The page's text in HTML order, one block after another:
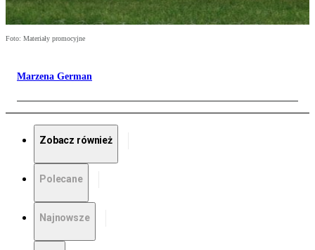
Foto: Materiały promocyjne
Marzena German
Zobacz również
Polecane
Najnowsze